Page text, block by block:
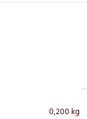
0,200 kg